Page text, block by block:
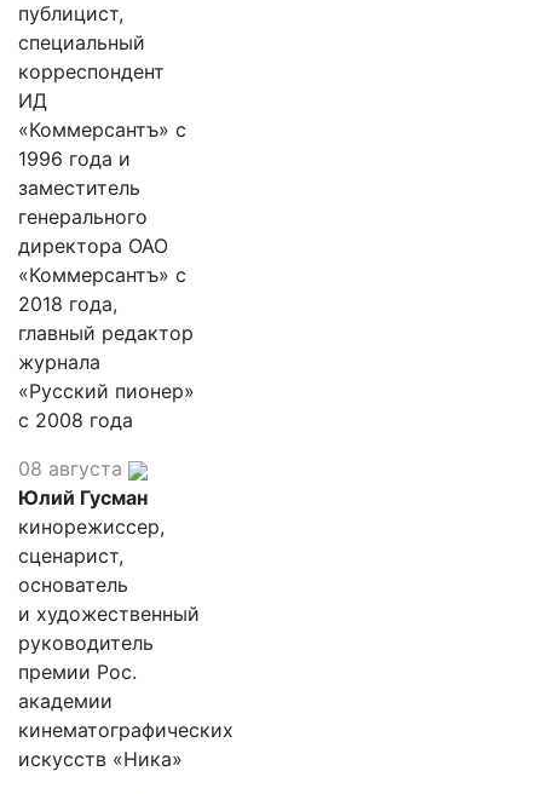
публицист,
специальный
корреспондент
ИД
«Коммерсантъ» с
1996 года и
заместитель
генерального
директора ОАО
«Коммерсантъ» с
2018 года,
главный редактор
журнала
«Русский пионер»
с 2008 года
08 августа
Юлий Гусман
кинорежиссер,
сценарист,
основатель
и художественный
руководитель
премии Рос.
академии
кинематографических
искусств «Ника»